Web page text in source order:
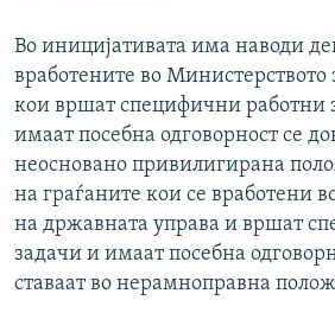
Во иницијативата има наводи
вработените во
кои вршат специфични работни
имаат посебна одговорност се
неосновано привилигирана
на граѓаните кои се вработени
на државната управа и вршат
задачи и имаат посебна
ставаат во нерамноправна